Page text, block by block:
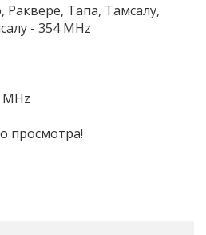
Тапа, Тамсалу,
- 354 MHz
просмотра!